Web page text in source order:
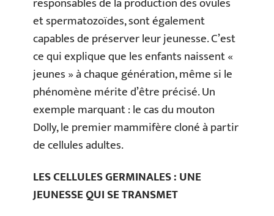
et spermatozoïdes, sont également
capables de préserver leur jeunesse. C’est
ce qui explique que les enfants naissent «
jeunes » à chaque génération, même si le
phénomène mérite d’être précisé. Un
exemple marquant : le cas du mouton
Dolly, le premier mammifère cloné à partir
de cellules adultes.
LES CELLULES GERMINALES : UNE
JEUNESSE QUI SE TRANSMET